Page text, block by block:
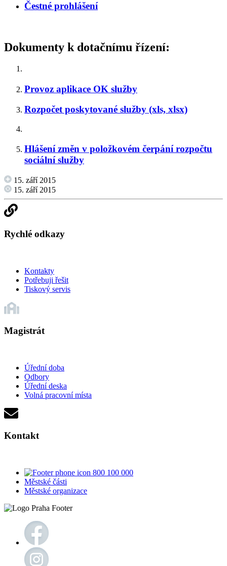
Čestné prohlášení
Dokumenty k dotačnímu řízení:
Provoz aplikace OK služby
Rozpočet poskytované služby (xls, xlsx)
Hlášení změn v položkovém čerpání rozpočtu
sociální služby
15. září 2015
15. září 2015
Rychlé odkazy
Kontakty
Potřebuji řešit
Tiskový servis
Magistrát
Úřední doba
Odbory
Úřední deska
Volná pracovní místa
Kontakt
800 100 000
Městské části
Městské organizace